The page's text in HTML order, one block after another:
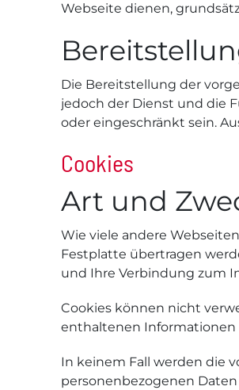
Webseite dienen,
Die Bereitstellung der
jedoch der Dienst und die
oder eingeschränkt sein.
Cookies
Art und
Wie viele andere
Festplatte übertragen
und Ihre Verbindung zum
Cookies können nicht
enthaltenen Informationen
In keinem Fall werden die
personenbezogenen